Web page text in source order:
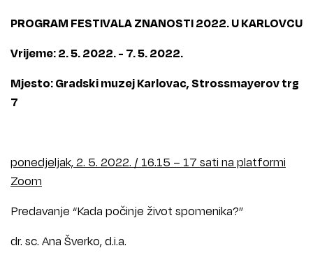
PROGRAM FESTIVALA ZNANOSTI 2022. U KARLOVCU
Vrijeme: 2. 5. 2022. - 7. 5. 2022.
Mjesto: Gradski muzej Karlovac, Strossmayerov trg
7
ponedjeljak, 2. 5. 2022. / 16.15 – 17 sati na platformi
Zoom
Predavanje “Kada počinje život spomenika?”
dr. sc. Ana Šverko, d.i.a.